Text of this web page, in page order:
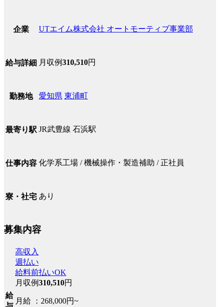
企業 UTエイム株式会社 オートモーティブ事業部
給与詳細 月収例310,510円
勤務地 愛知県 東浦町
最寄り駅 JR武豊線 石浜駅
仕事内容 化学系工場 / 機械操作・製造補助 / 正社員
寮・社宅 あり
募集内容
給
高収入
週払い
給料前払いOK
月収例310,510円
月給 ：268,000円~